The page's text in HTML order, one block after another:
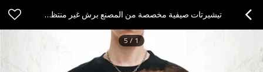
تيشيرتات صيفية مخصصة من المصنع برش غير منتظم، تيشيرتات قطنية داكنة كبيرة الحجم
1
/
5